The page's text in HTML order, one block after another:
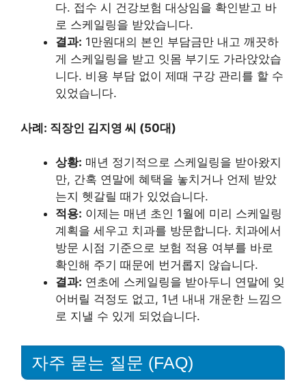
다. 접수 시 건강보험 대상임을 확인받고 바
로 스케일링을 받았습니다.
결과: 1만원대의 본인 부담금만 내고 깨끗하
게 스케일링을 받고 잇몸 부기도 가라앉았습
니다. 비용 부담 없이 제때 구강 관리를 할 수
있었습니다.
사례: 직장인 김지영 씨 (50대)
상황: 매년 정기적으로 스케일링을 받아왔지
만, 간혹 연말에 혜택을 놓치거나 언제 받았
는지 헷갈릴 때가 있었습니다.
적용: 이제는 매년 초인 1월에 미리 스케일링
계획을 세우고 치과를 방문합니다. 치과에서
방문 시점 기준으로 보험 적용 여부를 바로
확인해 주기 때문에 번거롭지 않습니다.
결과: 연초에 스케일링을 받아두니 연말에 잊
어버릴 걱정도 없고, 1년 내내 개운한 느낌으
로 지낼 수 있게 되었습니다.
자주 묻는 질문 (FAQ)